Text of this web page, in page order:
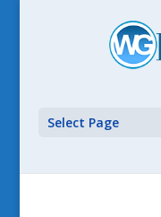
Select Page